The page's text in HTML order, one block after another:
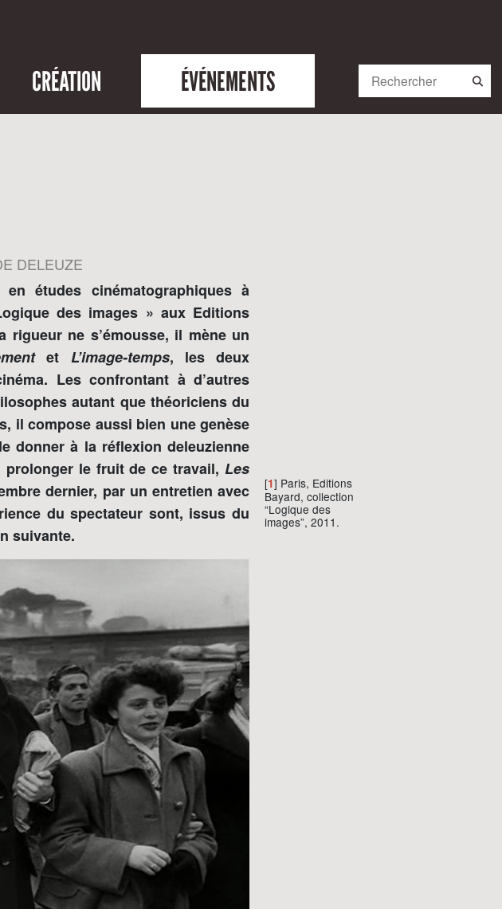
CRÉATION ÉVÉNEMENTS
DELEUZE
études cinématographiques à
des images » aux Editions
rigueur ne s’émousse, il mène un
et L’image-temps, les deux
Les confrontant à d’autres
autant que théoriciens du
il compose aussi bien une genèse
donner à la réflexion deleuzienne
le fruit de ce travail, Les
[1] Paris, Editions
Bayard, collection
“Logique des
images”, 2011.
dernier, par un entretien avec
du spectateur sont, issus du
suivante.